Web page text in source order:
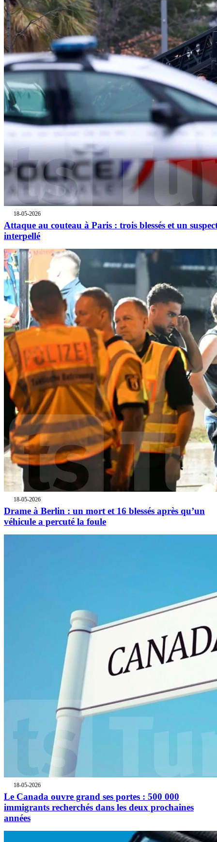
18-05-2026
Attaque au couteau à Paris : trois blessés et un
interpellé
18-05-2026
Drame à Berlin : un mort et 16 blessés après qu’un
véhicule a percuté la foule
18-05-2026
Le Canada ouvre grand ses portes : 500 000
immigrants recherchés dans les deux prochaines
années